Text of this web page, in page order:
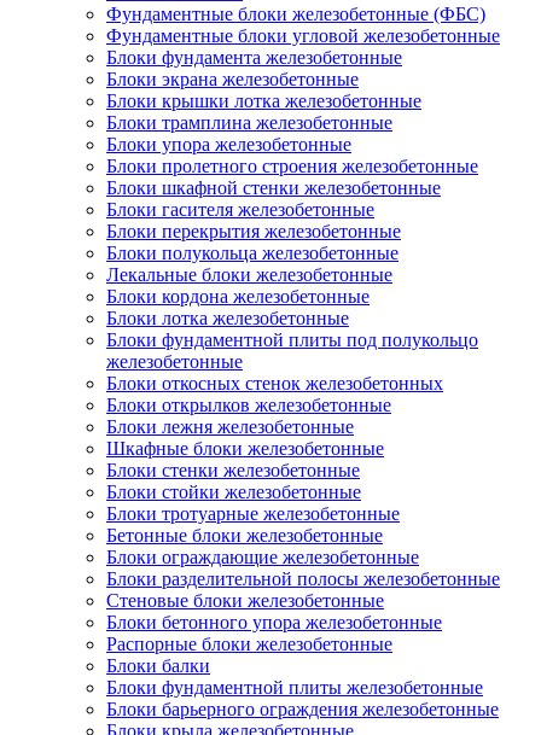
Фундаментные блоки железобетонные (ФБС)
Фундаментные блоки угловой железобетонные
Блоки фундамента железобетонные
Блоки экрана железобетонные
Блоки крышки лотка железобетонные
Блоки трамплина железобетонные
Блоки упора железобетонные
Блоки пролетного строения железобетонные
Блоки шкафной стенки железобетонные
Блоки гасителя железобетонные
Блоки перекрытия железобетонные
Блоки полукольца железобетонные
Лекальные блоки железобетонные
Блоки кордона железобетонные
Блоки лотка железобетонные
Блоки фундаментной плиты под полукольцо
железобетонные
Блоки откосных стенок железобетонных
Блоки открылков железобетонные
Блоки лежня железобетонные
Шкафные блоки железобетонные
Блоки стенки железобетонные
Блоки стойки железобетонные
Блоки тротуарные железобетонные
Бетонные блоки железобетонные
Блоки ограждающие железобетонные
Блоки разделительной полосы железобетонные
Стеновые блоки железобетонные
Блоки бетонного упора железобетонные
Распорные блоки железобетонные
Блоки балки
Блоки фундаментной плиты железобетонные
Блоки барьерного ограждения железобетонные
Блоки крыла железобетонные